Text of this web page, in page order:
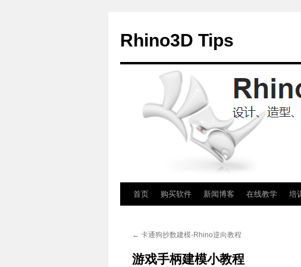
Rhino3D Tips
首页 购买软件 新闻博客 在线教学 培
← 卡通狗抄数建模-Rhino逆向教程
游戏手柄建模小教程